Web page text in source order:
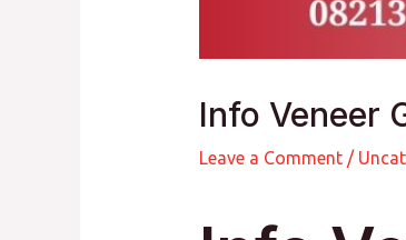
Info Veneer
Leave a Comment /